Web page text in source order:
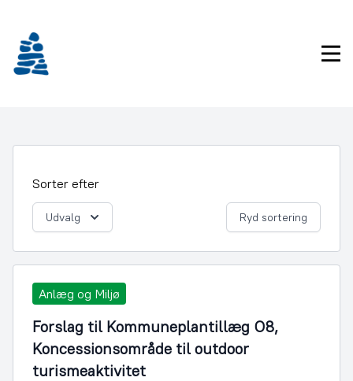
indhold
Sorter efter
Udvalg Ryd sortering
Anlæg og Miljø
Forslag til Kommuneplantillæg O8,
Koncessionsområde til outdoor
turismeaktivitet